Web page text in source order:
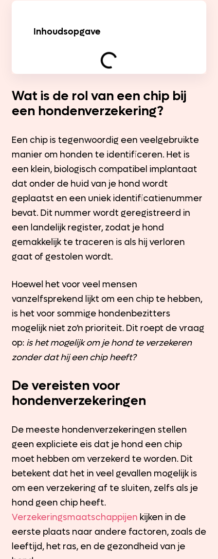
Inhoudsopgave
Wat is de rol van een chip bij
een hondenverzekering?
Een chip is tegenwoordig een veelgebruikte
manier om honden te identificeren. Het is
een klein, biologisch compatibel implantaat
dat onder de huid van je hond wordt
geplaatst en een uniek identificatienummer
bevat. Dit nummer wordt geregistreerd in
een landelijk register, zodat je hond
gemakkelijk te traceren is als hij verloren
gaat of gestolen wordt.
Hoewel het voor veel mensen
vanzelfsprekend lijkt om een chip te hebben,
is het voor sommige hondenbezitters
mogelijk niet zo’n prioriteit. Dit roept de vraag
op: is het mogelijk om je hond te verzekeren
zonder dat hij een chip heeft?
De vereisten voor
hondenverzekeringen
De meeste hondenverzekeringen stellen
geen expliciete eis dat je hond een chip
moet hebben om verzekerd te worden. Dit
betekent dat het in veel gevallen mogelijk is
om een verzekering af te sluiten, zelfs als je
hond geen chip heeft.
Verzekeringsmaatschappijen kijken in de
eerste plaats naar andere factoren, zoals de
leeftijd, het ras, en de gezondheid van je